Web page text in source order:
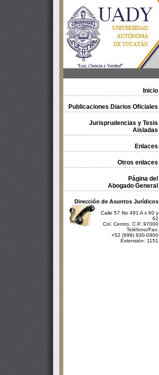
Inicio
Publicaciones Diarios Oficiales
Jurisprudencias y Tesis
Aisladas
Enlaces
Otros enlaces
Página del
Abogado General
Dirección de Asuntos Jurídicos
Calle 57 No 491 A x 60 y
62
Col. Centro, C.P. 97000
Teléfono/Fax:
+52 (999) 930-0900
Extensión: 1151